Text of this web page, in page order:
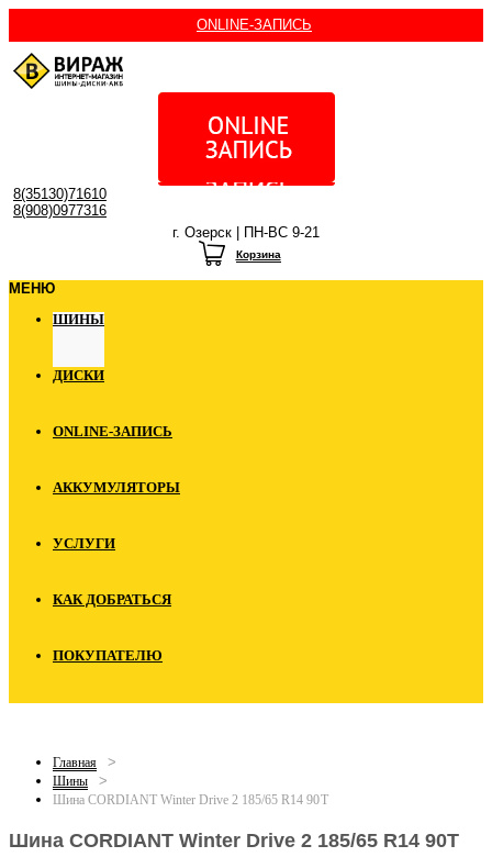
ONLINE-ЗАПИСЬ
8(35130)71610
8(908)0977316
г. Озерск | ПН-ВС 9-21
Корзина
МЕНЮ
ШИНЫ
ДИСКИ
ONLINE-ЗАПИСЬ
АККУМУЛЯТОРЫ
УСЛУГИ
КАК ДОБРАТЬСЯ
ПОКУПАТЕЛЮ
Главная
Шины
Шина CORDIANT Winter Drive 2 185/65 R14 90T
Шина CORDIANT Winter Drive 2 185/65 R14 90T